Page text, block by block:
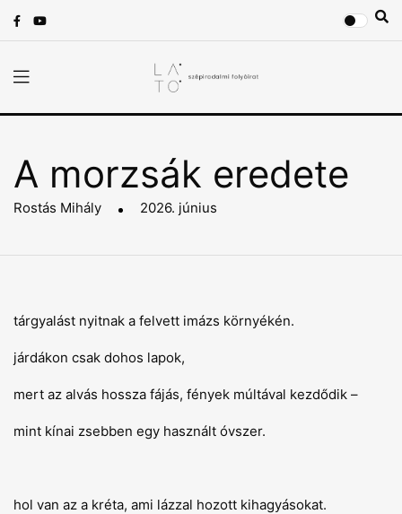
A morzsák eredete
Rostás Mihály 2026. június
tárgyalást nyitnak a felvett imázs környékén.
járdákon csak dohos lapok,
mert az alvás hossza fájás, fények múltával kezdődik –
mint kínai zsebben egy használt óvszer.
hol van az a kréta, ami lázzal hozott kihagyásokat.